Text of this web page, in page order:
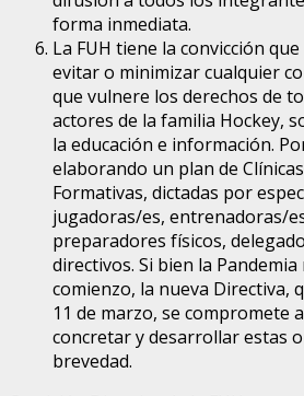
forma inmediata.
La FUH tiene la convicción
evitar o minimizar cualquier
que vulnere los derechos de
actores de la familia Hockey,
la educación e información.
elaborando un plan de Clínicas
Formativas, dictadas por
jugadoras/es, entrenadoras/
preparadores físicos,
directivos. Si bien la
comienzo, la nueva Directiva,
11 de marzo, se compromete a
concretar y desarrollar estas
brevedad.